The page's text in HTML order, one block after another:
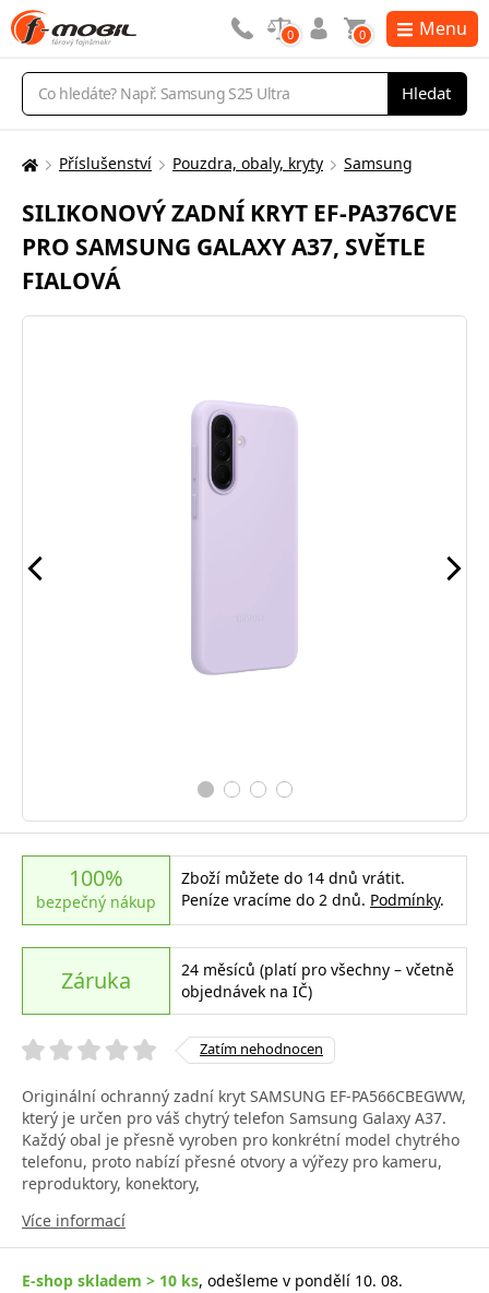
Vyhledávání
Hledat
0 0 Menu
Zde
nacházíte:
Příslušenství Pouzdra, obaly, kryty Samsung
SILIKONOVÝ ZADNÍ KRYT EF-PA376CVE
PRO SAMSUNG GALAXY A37, SVĚTLE
FIALOVÁ
100%
bezpečný nákup
Zboží můžete do 14 dnů vrátit.
Peníze vracíme do 2 dnů. Podmínky.
Záruka
24 měsíců (platí pro všechny – včetně
objednávek na IČ)
Zatím nehodnocen
Originální ochranný zadní kryt SAMSUNG EF-PA566CBEGWW,
který je určen pro váš chytrý telefon Samsung Galaxy A37.
Každý obal je přesně vyroben pro konkrétní model chytrého
telefonu, proto nabízí přesné otvory a výřezy pro kameru,
reproduktory, konektory,
Více informací
E-shop skladem > 10 ks, odešleme v pondělí 10. 08.